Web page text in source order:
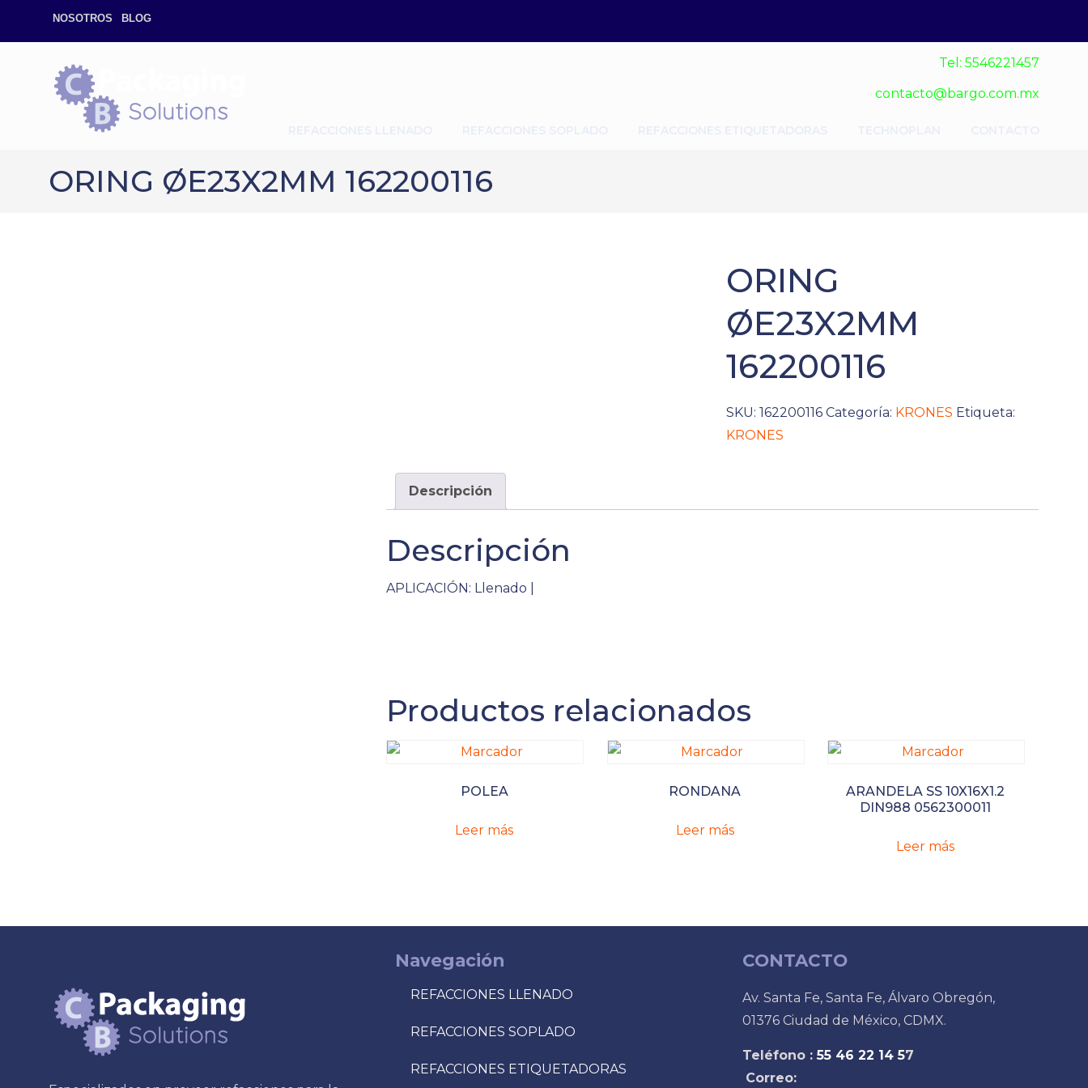
NOSOTROS BLOG
Tel: 5546221457
contacto@bargo.com.mx
ORING ØE23X2MM 162200116
ORING
ØE23X2MM
162200116
SKU: 162200116 Categoría: KRONES Etiqueta:
KRONES
Descripción
Descripción
APLICACIÓN: Llenado |
Productos relacionados
POLEA
Leer más
RONDANA
Leer más
ARANDELA SS 10X16X1.2
DIN988 0562300011
Leer más
Navegación
REFACCIONES LLENADO
REFACCIONES SOPLADO
REFACCIONES ETIQUETADORAS
CONTACTO
Av. Santa Fe, Santa Fe, Álvaro Obregón,
01376 Ciudad de México, CDMX.
Teléfono :55 46 22 14 57
Correo: